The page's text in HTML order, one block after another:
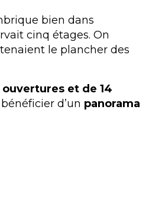
bien dans
cinq étages. On
le plancher des
et de 14
d’un panorama